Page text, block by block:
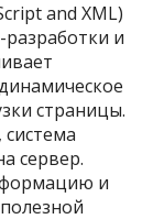
and XML)
и
страницы.
сервер.
и